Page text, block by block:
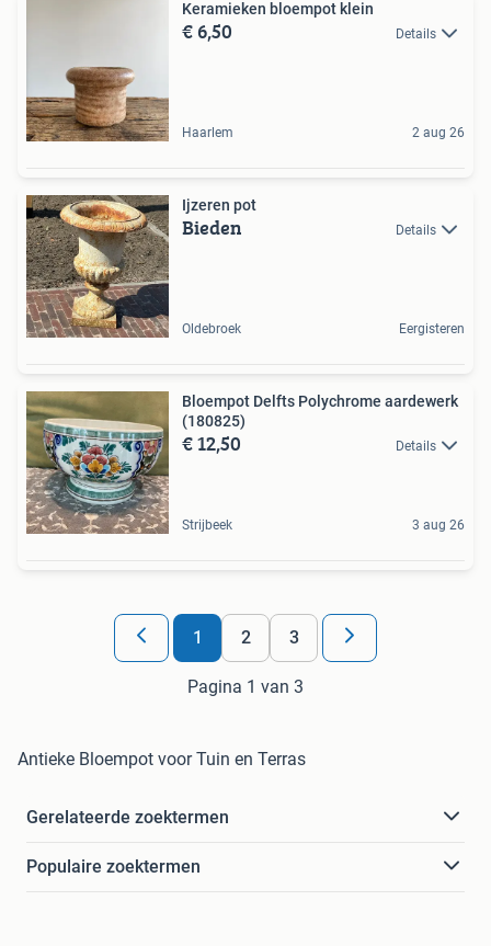
Keramieken bloempot klein
€ 6,50 Details
Haarlem 2 aug 26
Ijzeren pot
Bieden Details
Oldebroek Eergisteren
Bloempot Delfts Polychrome aardewerk
(180825)
€ 12,50 Details
Strijbeek 3 aug 26
1 2 3
Pagina 1 van 3
Antieke Bloempot voor Tuin en Terras
Gerelateerde zoektermen
Populaire zoektermen